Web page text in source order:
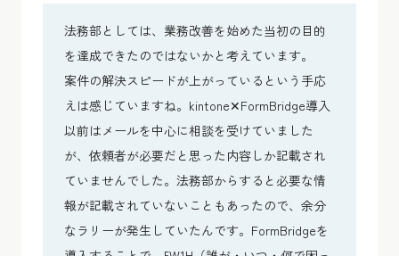
法務部としては、業務改善を始めた当初の目的
を達成できたのではないかと考えています。
案件の解決スピードが上がっているという手応
えは感じていますね。kintone✕FormBridge導入
以前はメールを中心に相談を受けていました
が、依頼者が必要だと思った内容しか記載され
ていませんでした。法務部からすると必要な情
報が記載されていないこともあったので、余分
なラリーが発生していたんです。FormBridgeを